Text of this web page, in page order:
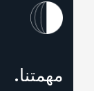
مهمتنا.